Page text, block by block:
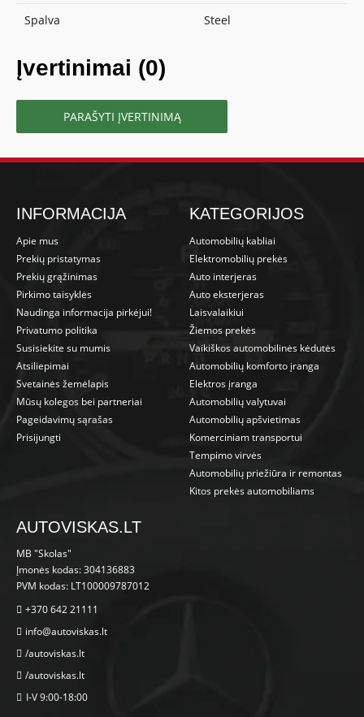
Spalva Steel
Įvertinimai (0)
PARAŠYTI ĮVERTINIMĄ
INFORMACIJA
Apie mus
Prekių pristatymas
Prekių grąžinimas
Pirkimo taisyklės
Naudinga informacija pirkėjui!
Privatumo politika
Susisiekite su mumis
Atsiliepimai
Svetainės žemėlapis
Mūsų kolegos bei partneriai
Pageidavimų sąrašas
Prisijungti
KATEGORIJOS
Automobilių kabliai
Elektromobilių prekės
Auto interjeras
Auto eksterjeras
Laisvalaikiui
Žiemos prekės
Vaikiškos automobilinės kėdutės
Automobilių komforto įranga
Elektros įranga
Automobilių valytuvai
Automobilių apšvietimas
Komerciniam transportui
Tempimo virvės
Automobilių priežiūra ir remontas
Kitos prekės automobiliams
AUTOVISKAS.LT
MB "Skolas"
Įmonės kodas: 304136883
PVM kodas: LT100009787012
+370 642 21111
info@autoviskas.lt
/autoviskas.lt
/autoviskas.lt
I-V 9:00-18:00